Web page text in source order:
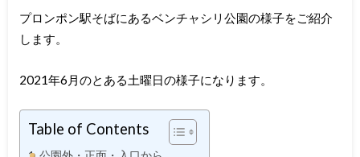
プロンポン駅そばにあるベンチャシリ公園の様子をご紹介
します。
2021年6月のとある土曜日の様子になります。
Table of Contents